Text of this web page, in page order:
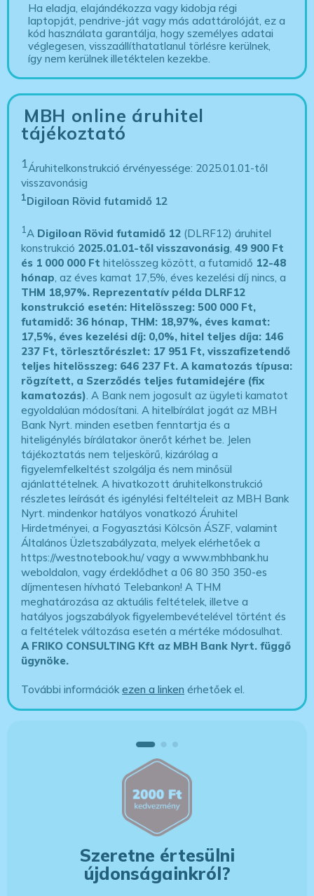
Ha eladja, elajándékozza vagy kidobja régi
laptopját, pendrive-ját vagy más adattárolóját, ez a
kód használata garantálja, hogy személyes adatai
véglegesen, visszaállíthatatlanul törlésre kerülnek,
így nem kerülnek illetéktelen kezekbe.
MBH online áruhitel
tájékoztató
1Áruhitelkonstrukció érvényessége: 2025.01.01-től
visszavonásig
1Digiloan Rövid futamidő 12
1A Digiloan Rövid futamidő 12 (DLRF12) áruhitel
konstrukció 2025.01.01-től visszavonásig,49 900 Ft
és 1 000 000 Ft hitelösszeg között, a futamidő 12-48
hónap, az éves kamat 17,5%, éves kezelési díj nincs, a
THM 18,97%. Reprezentatív példa DLRF12
konstrukció esetén: Hitelösszeg: 500 000 Ft,
futamidő: 36 hónap, THM: 18,97%, éves kamat:
17,5%, éves kezelési díj: 0,0%, hitel teljes díja: 146
237 Ft, törlesztőrészlet: 17 951 Ft, visszafizetendő
teljes hitelösszeg: 646 237 Ft.A kamatozás típusa:
rögzített, a Szerződés teljes futamidejére (fix
kamatozás). A Bank nem jogosult az ügyleti kamatot
egyoldalúan módosítani. A hitelbírálat jogát az MBH
Bank Nyrt. minden esetben fenntartja és a
hiteligénylés bírálatakor önerőt kérhet be. Jelen
tájékoztatás nem teljeskörű, kizárólag a
figyelemfelkeltést szolgálja és nem minősül
ajánlattételnek. A hivatkozott áruhitelkonstrukció
részletes leírását és igénylési feltélteleit az MBH Bank
Nyrt. mindenkor hatályos vonatkozó Áruhitel
Hirdetményei, a Fogyasztási Kölcsön ÁSZF, valamint
Általános Üzletszabályzata, melyek elérhetőek a
https://westnotebook.hu/vagy a www.mbhbank.hu
weboldalon, vagy érdeklődhet a 06 80 350 350-es
díjmentesen hívható Telebankon! A THM
meghatározása az aktuális feltételek, illetve a
hatályos jogszabályok figyelembevételével történt és
a feltételek változása esetén a mértéke módosulhat.
A FRIKO CONSULTING Kft az MBH Bank Nyrt. függő
ügynöke.
További információkezen a linken érhetőek el.
Szeretne értesülni
újdonságainkról?